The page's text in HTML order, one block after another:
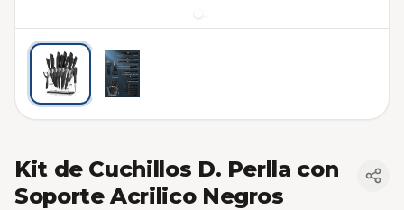
Kit de Cuchillos D. Perlla con
Soporte Acrilico Negros